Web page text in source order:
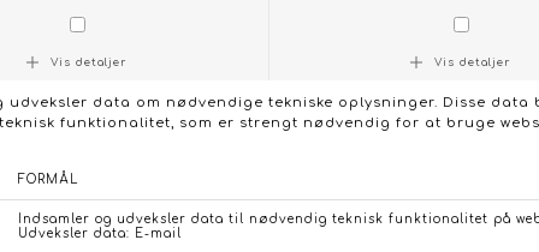
Facebook
Instagram
Handelsbetingelser
Vi lægger stor vægt på et
bredt udvalg, de nyeste
trends og farver, og på et
kvaliteten.